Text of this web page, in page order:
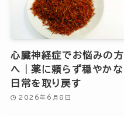
心臓神経症でお悩みの方
へ｜薬に頼らず穏やかな
日常を取り戻す
2026年6月8日